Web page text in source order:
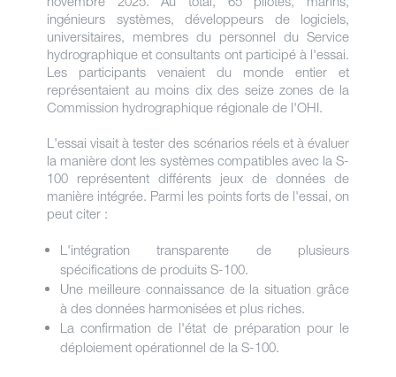
ingénieurs systèmes, développeurs de logiciels,
universitaires, membres du personnel du Service
hydrographique et consultants ont participé à l'essai.
Les participants venaient du monde entier et
représentaient au moins dix des seize zones de la
Commission hydrographique régionale de l'OHI.
L'essai visait à tester des scénarios réels et à évaluer
la manière dont les systèmes compatibles avec la S-
100 représentent différents jeux de données de
manière intégrée. Parmi les points forts de l'essai, on
peut citer :
L'intégration transparente de plusieurs
spécifications de produits S-100.
Une meilleure connaissance de la situation grâce
à des données harmonisées et plus riches.
La confirmation de l'état de préparation pour le
déploiement opérationnel de la S-100.